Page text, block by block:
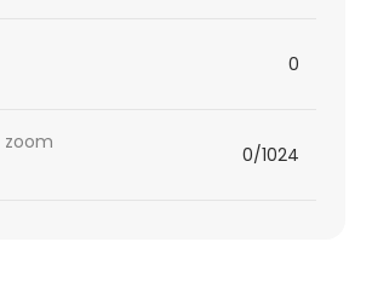
0
zoom
0/1024